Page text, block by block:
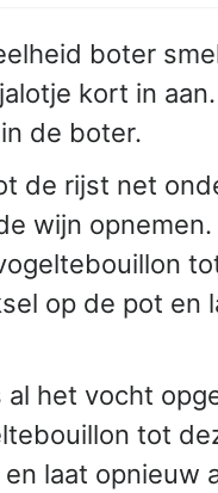
boter
kort in
de boter.
de rijst net
wijn
op de pot en
al het vocht
tot
laat opnieuw